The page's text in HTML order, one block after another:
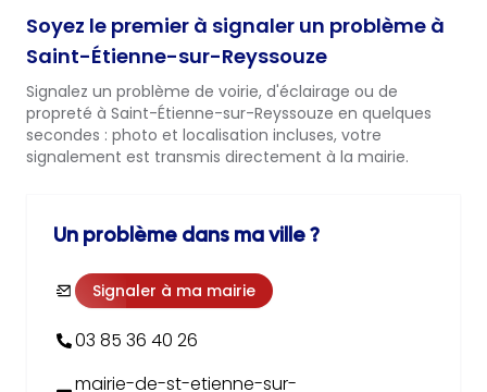
Soyez le premier à signaler un problème à
Saint-Étienne-sur-Reyssouze
Signalez un problème de voirie, d'éclairage ou de
propreté à Saint-Étienne-sur-Reyssouze en quelques
secondes : photo et localisation incluses, votre
signalement est transmis directement à la mairie.
Un problème dans ma ville ?
Signaler à ma mairie
03 85 36 40 26
mairie-de-st-etienne-sur-